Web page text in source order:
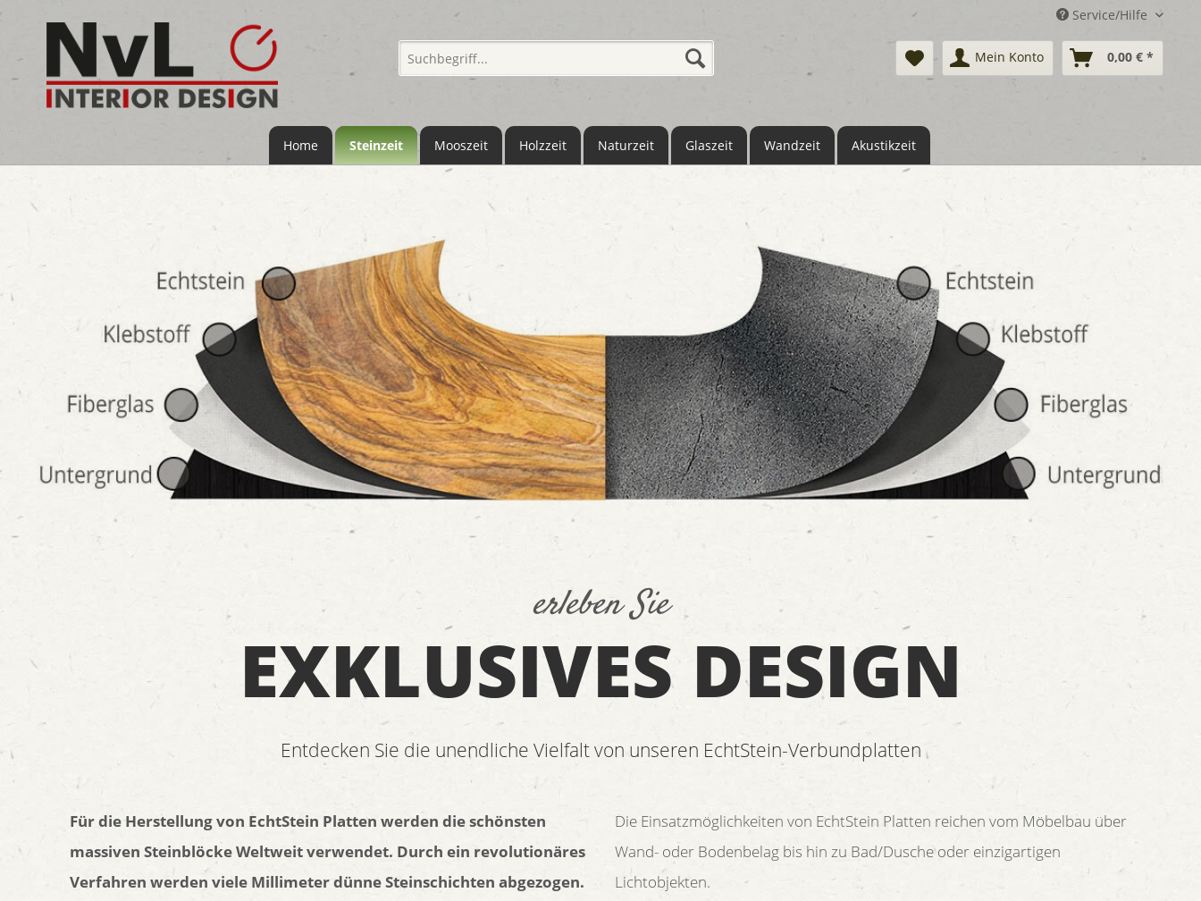
Service/Hilfe
Mein Konto 0,00 € *
Home Steinzeit Mooszeit Holzzeit Naturzeit Glaszeit Wandzeit Akustikzeit
erleben Sie
EXKLUSIVES DESIGN
Entdecken Sie die unendliche Vielfalt von unseren EchtStein-Verbundplatten
Für die Herstellung von EchtStein Platten werden die schönsten
massiven Steinblöcke Weltweit verwendet. Durch ein revolutionäres
Verfahren werden viele Millimeter dünne Steinschichten abgezogen.
Die Einsatzmöglichkeiten von EchtStein Platten reichen vom Möbelbau über
Wand- oder Bodenbelag bis hin zu Bad/Dusche oder einzigartigen
Lichtobjekten.